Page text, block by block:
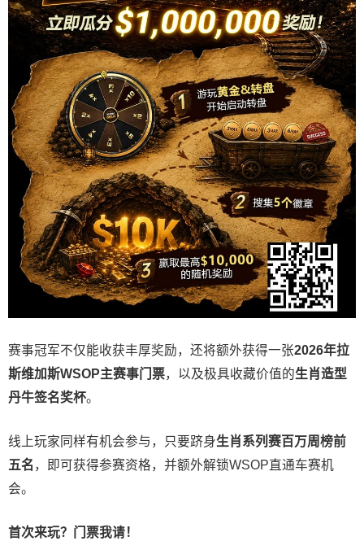
赛事冠军不仅能收获丰厚奖励，还将额外获得一张2026年拉
斯维加斯WSOP主赛事门票，以及极具收藏价值的生肖造型
丹牛签名奖杯。
线上玩家同样有机会参与，只要跻身生肖系列赛百万周榜前
五名 ，即可获得参赛资格，并额外解锁WSOP直通车赛机
会。
首次来玩？门票我请！